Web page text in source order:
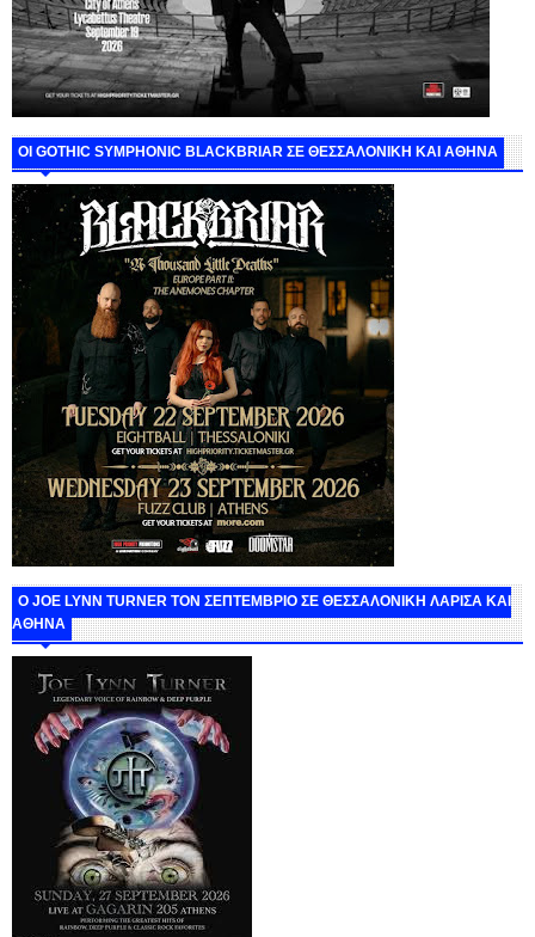
ΟΙ GOTHIC SYMPHONIC BLACKBRIAR ΣΕ ΘΕΣΣΑΛΟΝΙΚΗ ΚΑΙ ΑΘΗΝΑ
O JOE LYNN TURNER ΤΟΝ ΣΕΠΤΕΜΒΡΙΟ ΣΕ ΘΕΣΣΑΛΟΝΙΚΗ ΛΑΡΙΣΑ ΚΑΙ
ΑΘΗΝΑ